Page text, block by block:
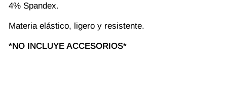
4% Spandex.
Materia elástico, ligero y resistente.
*NO INCLUYE ACCESORIOS*